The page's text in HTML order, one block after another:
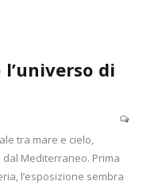
di
tra mare e cielo,
dal Mediterraneo. Prima
l’esposizione sembra